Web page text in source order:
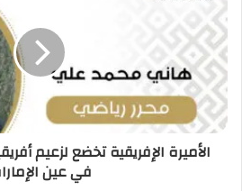
الأميرة الإفريقية تخضع لزعيم
في عين